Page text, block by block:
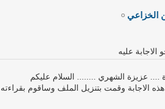
الخزاعي
عليه
.... عزيزة الشهري ........ السلام عليكم
الاجابة وقمت بتنزيل الملف وساقوم بقراءته .